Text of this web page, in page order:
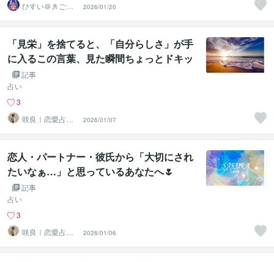
ひすい＠きごこ
ろアドバイザー
2026/01/20
「見栄」を捨てると、「自分らしさ」が手
に入るこの言葉、見た瞬間ちょっとドキッ
としませんでしたか？
記事
占い
3
咲良｜恋愛占い
心導師
2026/01/07
恋人・パートナー・彼氏から「大切にされ
たいなぁ…」と思っているあなたへ🌷
記事
占い
3
咲良｜恋愛占い
心導師
2026/01/06